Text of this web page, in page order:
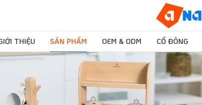
THIỆU SẢN PHẨM OEM & ODM CỔ ĐÔNG